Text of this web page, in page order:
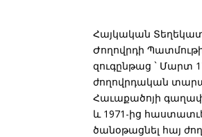
Հայկական
Ժողովրդի
զուգընթաց ` Մարտ
ժողովրդական
Հաւաքածոյի
և 1971-ից
ծանօթացնել հայ